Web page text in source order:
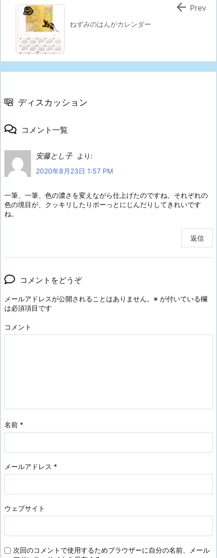
ねずみのはんがカレンダー
 Prev
ディスカッション
コメント一覧
安藤とし子
より:
2020年8月23日 1:57 PM
一筆、一筆、色の濃さを変えながら仕上げたのですね。それぞれの
色の境目が、クッキリしたりボーっとにじんだりしてきれいです
ね。
返信
コメントをどうぞ
メールアドレスが公開されることはありません。 ※ が付いている欄
は必須項目です
コメント
名前 *
メールアドレス *
ウェブサイト
次回のコメントで使用するためブラウザーに自分の名前、メール